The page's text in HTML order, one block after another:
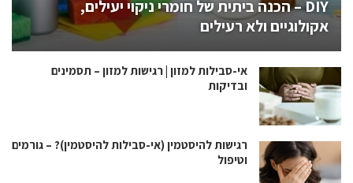
DIY – הכנה ביתית של חומרי ניקוי יעילים,
אקולוגיים ולא רעילים
אי-סבילות למזון | רגישות למזון – תסמינים
ובדיקות
רגישות להיסטמין (אי-סבילות להיסטמין)? – גורמים
וטיפול